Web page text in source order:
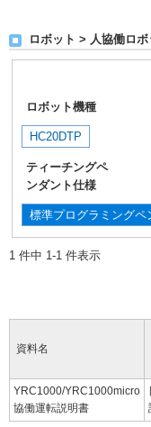
ロボット > 人協働ロ
ロボット機種
HC20DTP
ティーチングペ
ンダント仕様
標準プログラミングペ
1 件中 1-1 件表示
資料名
YRC1000/YRC1000micro
協働運転説明書